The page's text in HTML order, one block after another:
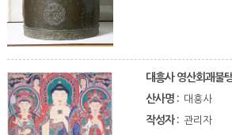
대흥사 영산회괘불
산사명 : 대흥사
작성자 : 관리자